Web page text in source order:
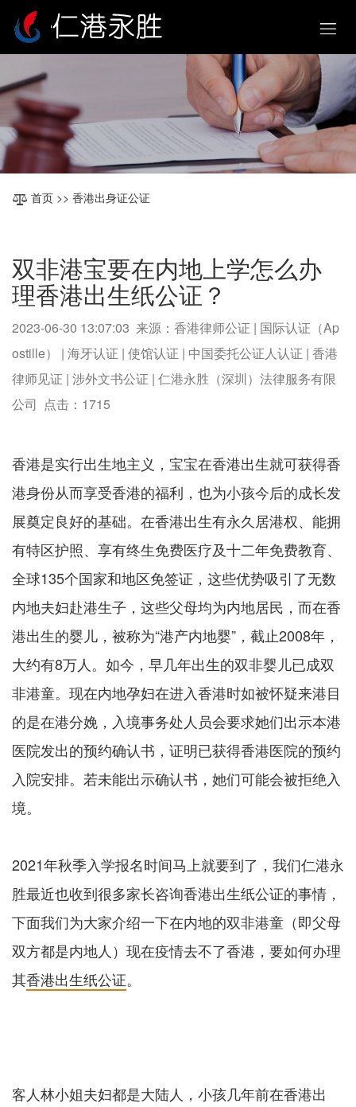
首页 >> 香港出身证公证
双非港宝要在内地上学怎么办
理香港出生纸公证？
2023-06-30 13:07:03 来源：香港律师公证 | 国际认证（Ap
ostille） | 海牙认证 | 使馆认证 | 中国委托公证人认证 | 香港
律师见证 | 涉外文书公证 | 仁港永胜（深圳）法律服务有限
公司 点击： 1715
香港是实行出生地主义，宝宝在香港出生就可获得香
港身份从而享受香港的福利，也为小孩今后的成长发
展奠定良好的基础。在香港出生有永久居港权、能拥
有特区护照、享有终生免费医疗及十二年免费教育、
全球135个国家和地区免签证，这些优势吸引了无数
内地夫妇赴港生子，这些父母均为内地居民，而在香
港出生的婴儿，被称为“港产内地婴”，截止2008年，
大约有8万人。如今，早几年出生的双非婴儿已成双
非港童。现在内地孕妇在进入香港时如被怀疑来港目
的是在港分娩，入境事务处人员会要求她们出示本港
医院发出的预约确认书，证明已获得香港医院的预约
入院安排。若未能出示确认书，她们可能会被拒绝入
境。
2021年秋季入学报名时间马上就要到了，我们仁港永
胜最近也收到很多家长咨询香港出生纸公证的事情，
下面我们为大家介绍一下在内地的双非港童（即父母
双方都是内地人）现在疫情去不了香港，要如何办理
其香港出生纸公证。
客人林小姐夫妇都是大陆人，小孩几年前在香港出